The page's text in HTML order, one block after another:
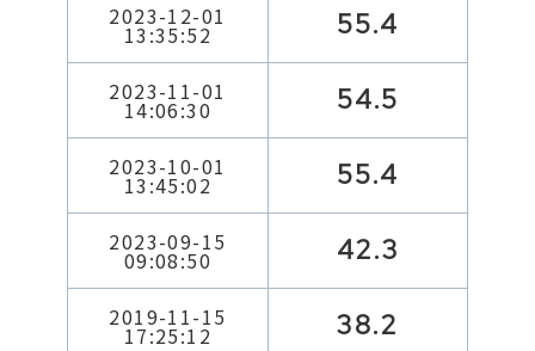
2023-12-01
13:35:52 55.4
2023-11-01
14:06:30 54.5
2023-10-01
13:45:02 55.4
2023-09-15
09:08:50 42.3
2019-11-15
17:25:12 38.2